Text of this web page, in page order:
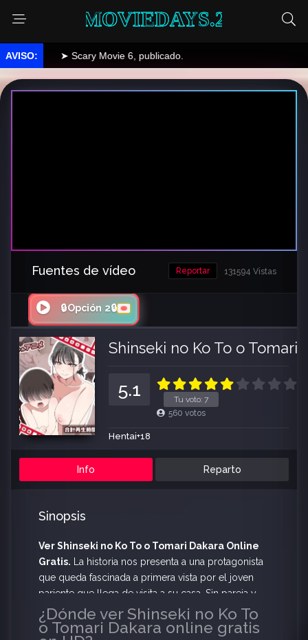
MOVIEDAYS.2
➤ Scary Movie 6, publicado.
Fuentes de vídeo 131594 Vistas
Reportar
🔒Opción 2🔒
Shinseki no Ko To o Tomari
Tu voto: 7
5.1
560 votos
Hentai+18
Info Reparto
Sinopsis
Ver Shinseki no Ko To o Tomari Dakara Online
Gratis. La historia nos presenta a una protagonista
que queda fascinada a primera vista por el joven
pariente que llega de visita a su casa. Sin pareja y
con un deseo insaciable, ella no duda en cruzar la
línea de lo prohibido. Prepárate paraVer Shinseki
¿Dónde ver Shinseki no Ko To
o Tomari Dakara online gratis